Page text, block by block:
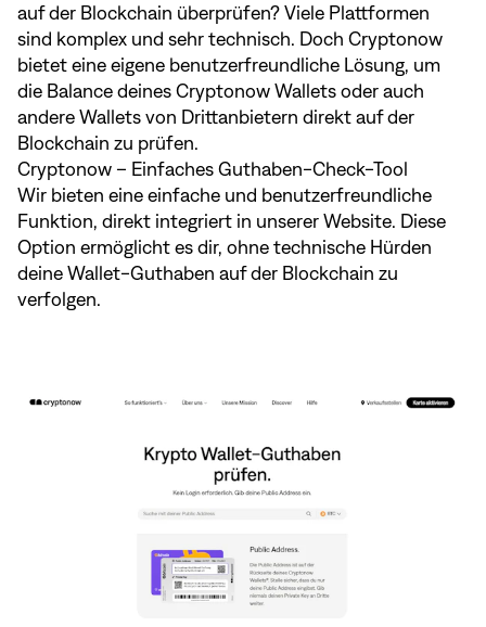
auf der Blockchain überprüfen? Viele Plattformen
sind komplex und sehr technisch. Doch Cryptonow
bietet eine eigene benutzerfreundliche Lösung, um
die Balance deines Cryptonow Wallets oder auch
andere Wallets von Drittanbietern direkt auf der
Blockchain zu prüfen.
Cryptonow – Einfaches Guthaben-Check-Tool
Wir bieten eine einfache und benutzerfreundliche
Funktion, direkt integriert in unserer Website. Diese
Option ermöglicht es dir, ohne technische Hürden
deine Wallet-Guthaben auf der Blockchain zu
verfolgen.